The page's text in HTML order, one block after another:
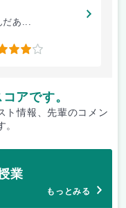
だあ...
アです。
ト情報、先輩のコメン
。
業
もっとみる